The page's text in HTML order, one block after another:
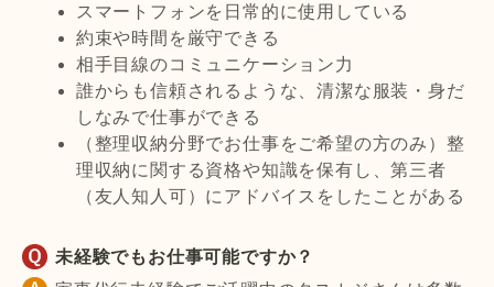
スマートフォンを日常的に使用している
約束や時間を厳守できる
相手目線のコミュニケーション力
誰からも信頼されるような、清潔な服装・身だ
しなみで仕事ができる
（整理収納分野でお仕事をご希望の方のみ）整
理収納に関する資格や知識を保有し、第三者
（友人知人可）にアドバイスをしたことがある
未経験でもお仕事可能ですか？